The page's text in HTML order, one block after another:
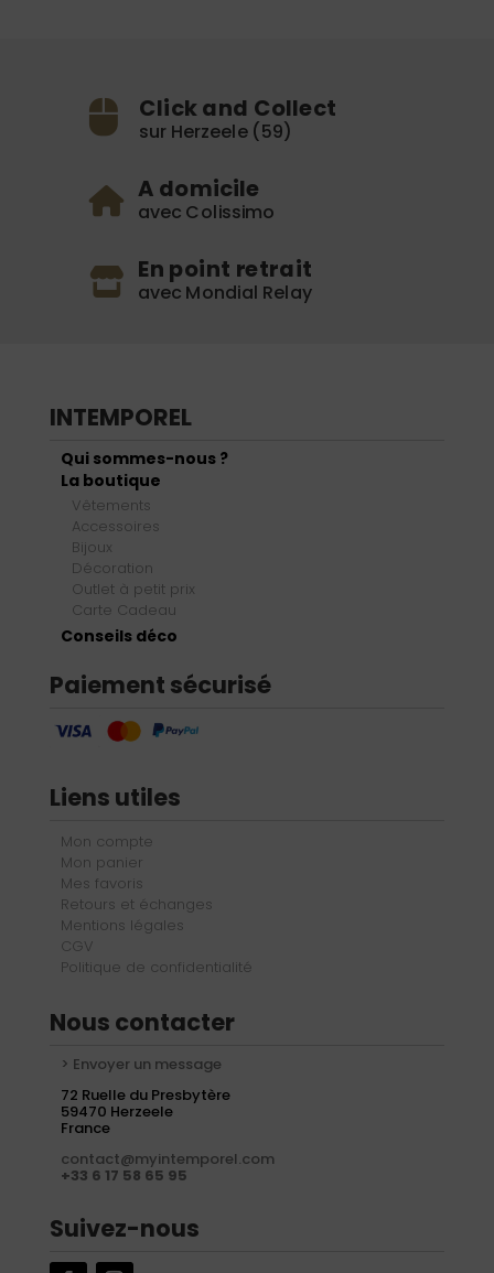
Click and Collect
sur Herzeele (59)
A domicile
avec Colissimo
En point retrait
avec Mondial Relay
INTEMPOREL
Qui sommes-nous ?
La boutique
Vêtements
Accessoires
Bijoux
Décoration
Outlet à petit prix
Carte Cadeau
Conseils déco
Paiement sécurisé
Liens utiles
Mon compte
Mon panier
Mes favoris
Retours et échanges
Mentions légales
CGV
Politique de confidentialité
Nous contacter
> Envoyer un message
72 Ruelle du Presbytère
59470 Herzeele
France
contact@myintemporel.com
+33 6 17 58 65 95
Suivez-nous